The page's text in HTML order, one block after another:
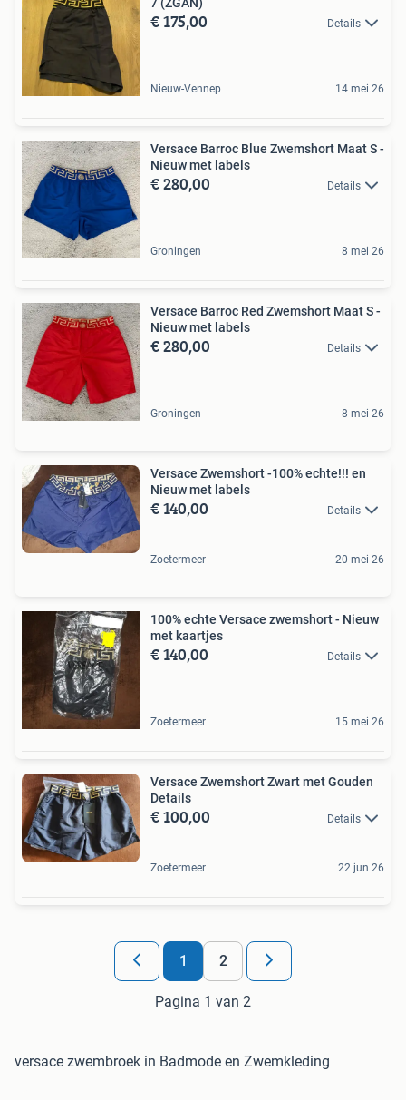
€ 175,00 Details
Nieuw-Vennep 14 mei 26
Versace Barroc Blue Zwemshort Maat S -
Nieuw met labels
€ 280,00 Details
Groningen 8 mei 26
Versace Barroc Red Zwemshort Maat S -
Nieuw met labels
€ 280,00 Details
Groningen 8 mei 26
Versace Zwemshort -100% echte!!! en
Nieuw met labels
€ 140,00 Details
Zoetermeer 20 mei 26
100% echte Versace zwemshort - Nieuw
met kaartjes
€ 140,00 Details
Zoetermeer 15 mei 26
Versace Zwemshort Zwart met Gouden
Details
€ 100,00 Details
Zoetermeer 22 jun 26
1 2
Pagina 1 van 2
versace zwembroek in Badmode en Zwemkleding